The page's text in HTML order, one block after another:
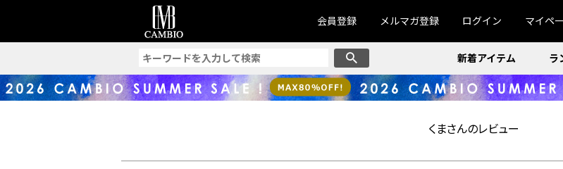
会員登録 メルマガ登録 ログイン マイペ
新着アイテム ラ
くまさんのレビュー